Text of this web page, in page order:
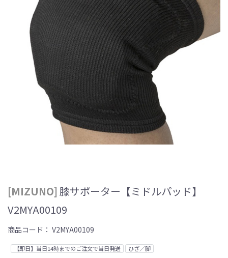
[MIZUNO] 膝サポーター【ミドルパッド】
V2MYA00109
商品コード： V2MYA00109
【即日】当日14時までのご注文で当日発送 ひざ／脚